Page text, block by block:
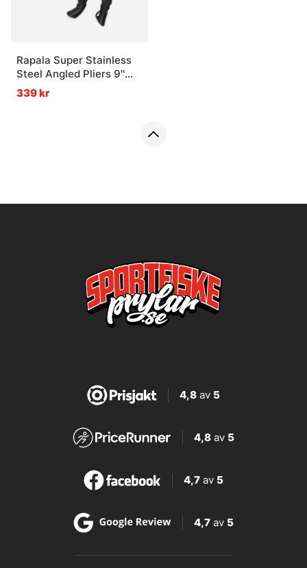
Rapala Super Stainless
Steel Angled Pliers 9''
23cm
339 kr
4,8av 5
4,8 av 5
4,7 av 5
4,7 av 5